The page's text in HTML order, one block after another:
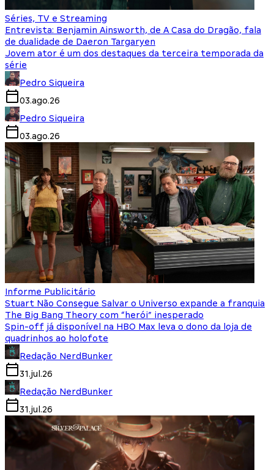
Séries, TV e Streaming
Entrevista: Benjamin Ainsworth, de A Casa do Dragão, fala
de dualidade de Daeron Targaryen
Jovem ator é um dos destaques da terceira temporada da
série
Pedro Siqueira
03.ago.26
Pedro Siqueira
03.ago.26
Informe Publicitário
Stuart Não Consegue Salvar o Universo expande a franquia
The Big Bang Theory com “herói” inesperado
Spin-off já disponível na HBO Max leva o dono da loja de
quadrinhos ao holofote
Redação NerdBunker
31.jul.26
Redação NerdBunker
31.jul.26